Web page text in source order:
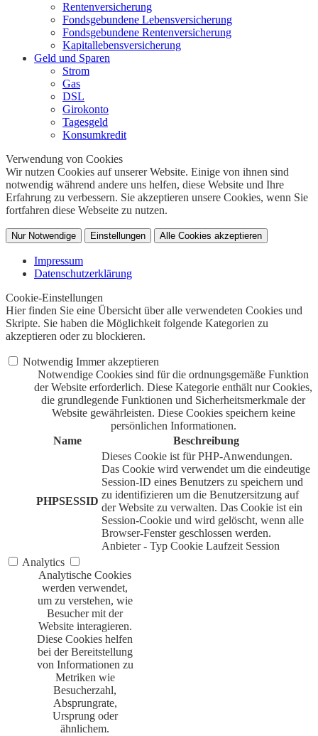
Rentenversicherung
Fondsgebundene Lebensversicherung
Fondsgebundene Rentenversicherung
Kapitallebensversicherung
Geld und Sparen
Strom
Gas
DSL
Girokonto
Tagesgeld
Konsumkredit
Verwendung von Cookies
Wir nutzen Cookies auf unserer Website. Einige von ihnen sind
notwendig während andere uns helfen, diese Website und Ihre
Erfahrung zu verbessern. Sie akzeptieren unsere Cookies, wenn Sie
fortfahren diese Webseite zu nutzen.
Nur Notwendige Einstellungen Alle Cookies akzeptieren
Impressum
Datenschutzerklärung
Cookie-Einstellungen
Hier finden Sie eine Übersicht über alle verwendeten Cookies und
Skripte. Sie haben die Möglichkeit folgende Kategorien zu
akzeptieren oder zu blockieren.
Notwendig Immer akzeptieren
Notwendige Cookies sind für die ordnungsgemäße Funktion
der Website erforderlich. Diese Kategorie enthält nur Cookies,
die grundlegende Funktionen und Sicherheitsmerkmale der
Website gewährleisten. Diese Cookies speichern keine
persönlichen Informationen.
Name
Beschreibung
PHPSESSID
Dieses Cookie ist für PHP-Anwendungen.
Das Cookie wird verwendet um die eindeutige
Session-ID eines Benutzers zu speichern und
zu identifizieren um die Benutzersitzung auf
der Website zu verwalten. Das Cookie ist ein
Session-Cookie und wird gelöscht, wenn alle
Browser-Fenster geschlossen werden.
Anbieter - Typ Cookie Laufzeit Session
Analytics
Analytische Cookies
werden verwendet,
um zu verstehen, wie
Besucher mit der
Website interagieren.
Diese Cookies helfen
bei der Bereitstellung
von Informationen zu
Metriken wie
Besucherzahl,
Absprungrate,
Ursprung oder
ähnlichem.